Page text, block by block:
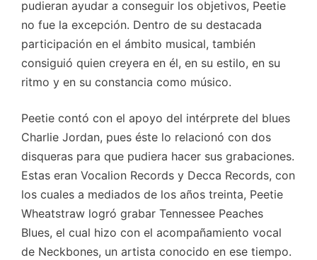
pudieran ayudar a conseguir los objetivos, Peetie
no fue la excepción. Dentro de su destacada
participación en el ámbito musical, también
consiguió quien creyera en él, en su estilo, en su
ritmo y en su constancia como músico.
Peetie contó con el apoyo del intérprete del blues
Charlie Jordan, pues éste lo relacionó con dos
disqueras para que pudiera hacer sus grabaciones.
Estas eran Vocalion Records y Decca Records, con
los cuales a mediados de los años treinta, Peetie
Wheatstraw logró grabar Tennessee Peaches
Blues, el cual hizo con el acompañamiento vocal
de Neckbones, un artista conocido en ese tiempo.